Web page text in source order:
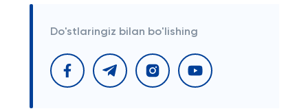
Do'stlaringiz bilan bo'lishing